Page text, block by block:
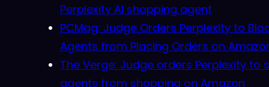
Perplexity AI shopping agent
PCMag: Judge Orders Perplexity to
Agents from Placing Orders on
The Verge: Judge orders Perplexity to
agents from shopping on Amazon